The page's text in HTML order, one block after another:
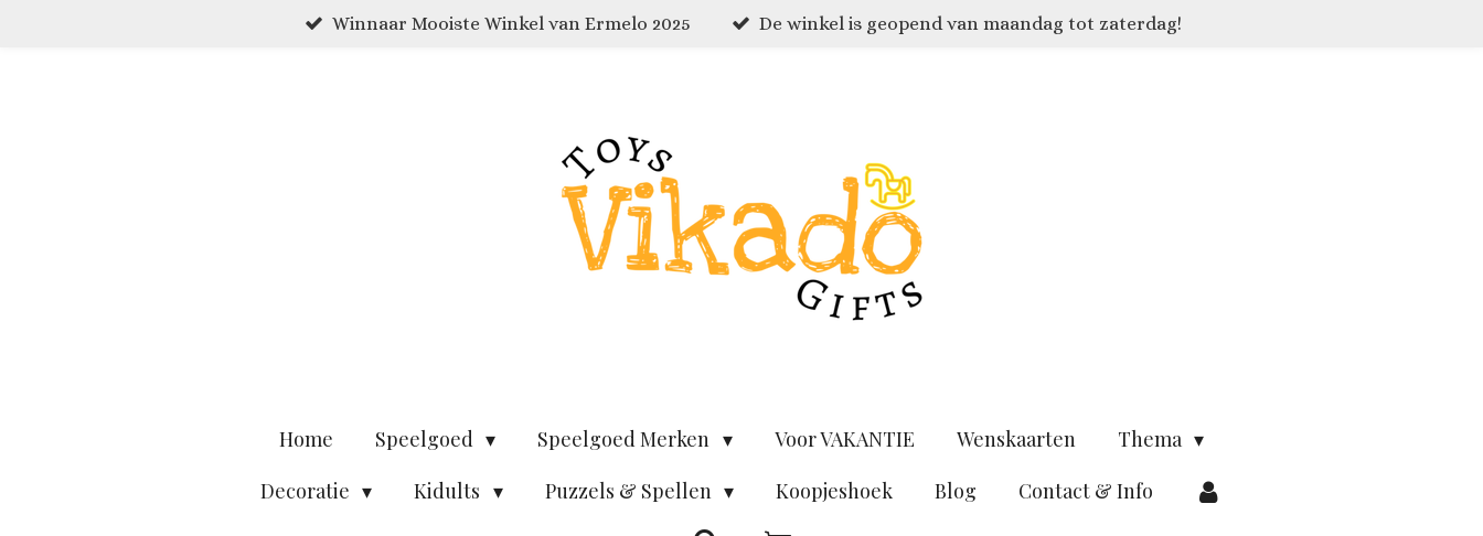
Winnaar Mooiste Winkel van Ermelo 2025 De winkel is geopend van maandag tot zaterdag!
Home Speelgoed Speelgoed Merken Voor VAKANTIE Wenskaarten
Thema
Decoratie
Kidults Puzzels & Spellen Koopjeshoek Blog Contact & Info